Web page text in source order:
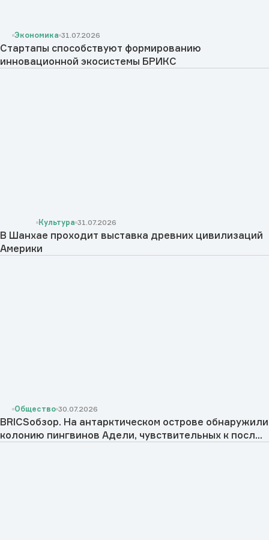
Экономика 31.07.2026
Стартапы способствуют формированию
инновационной экосистемы БРИКС
Культура 31.07.2026
В Шанхае проходит выставка древних цивилизаций
Америки
Общество 30.07.2026
BRICSобзор. На антарктическом острове обнаружили
колонию пингвинов Адели, чувствительных к посл...